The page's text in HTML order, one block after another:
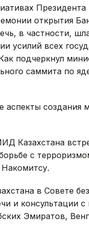
Президента
открытия
в частности,
усилий всех
подчеркнул
саммита по
аспекты создания
Казахстана
с
в Совете
и консультации
Эмиратов,